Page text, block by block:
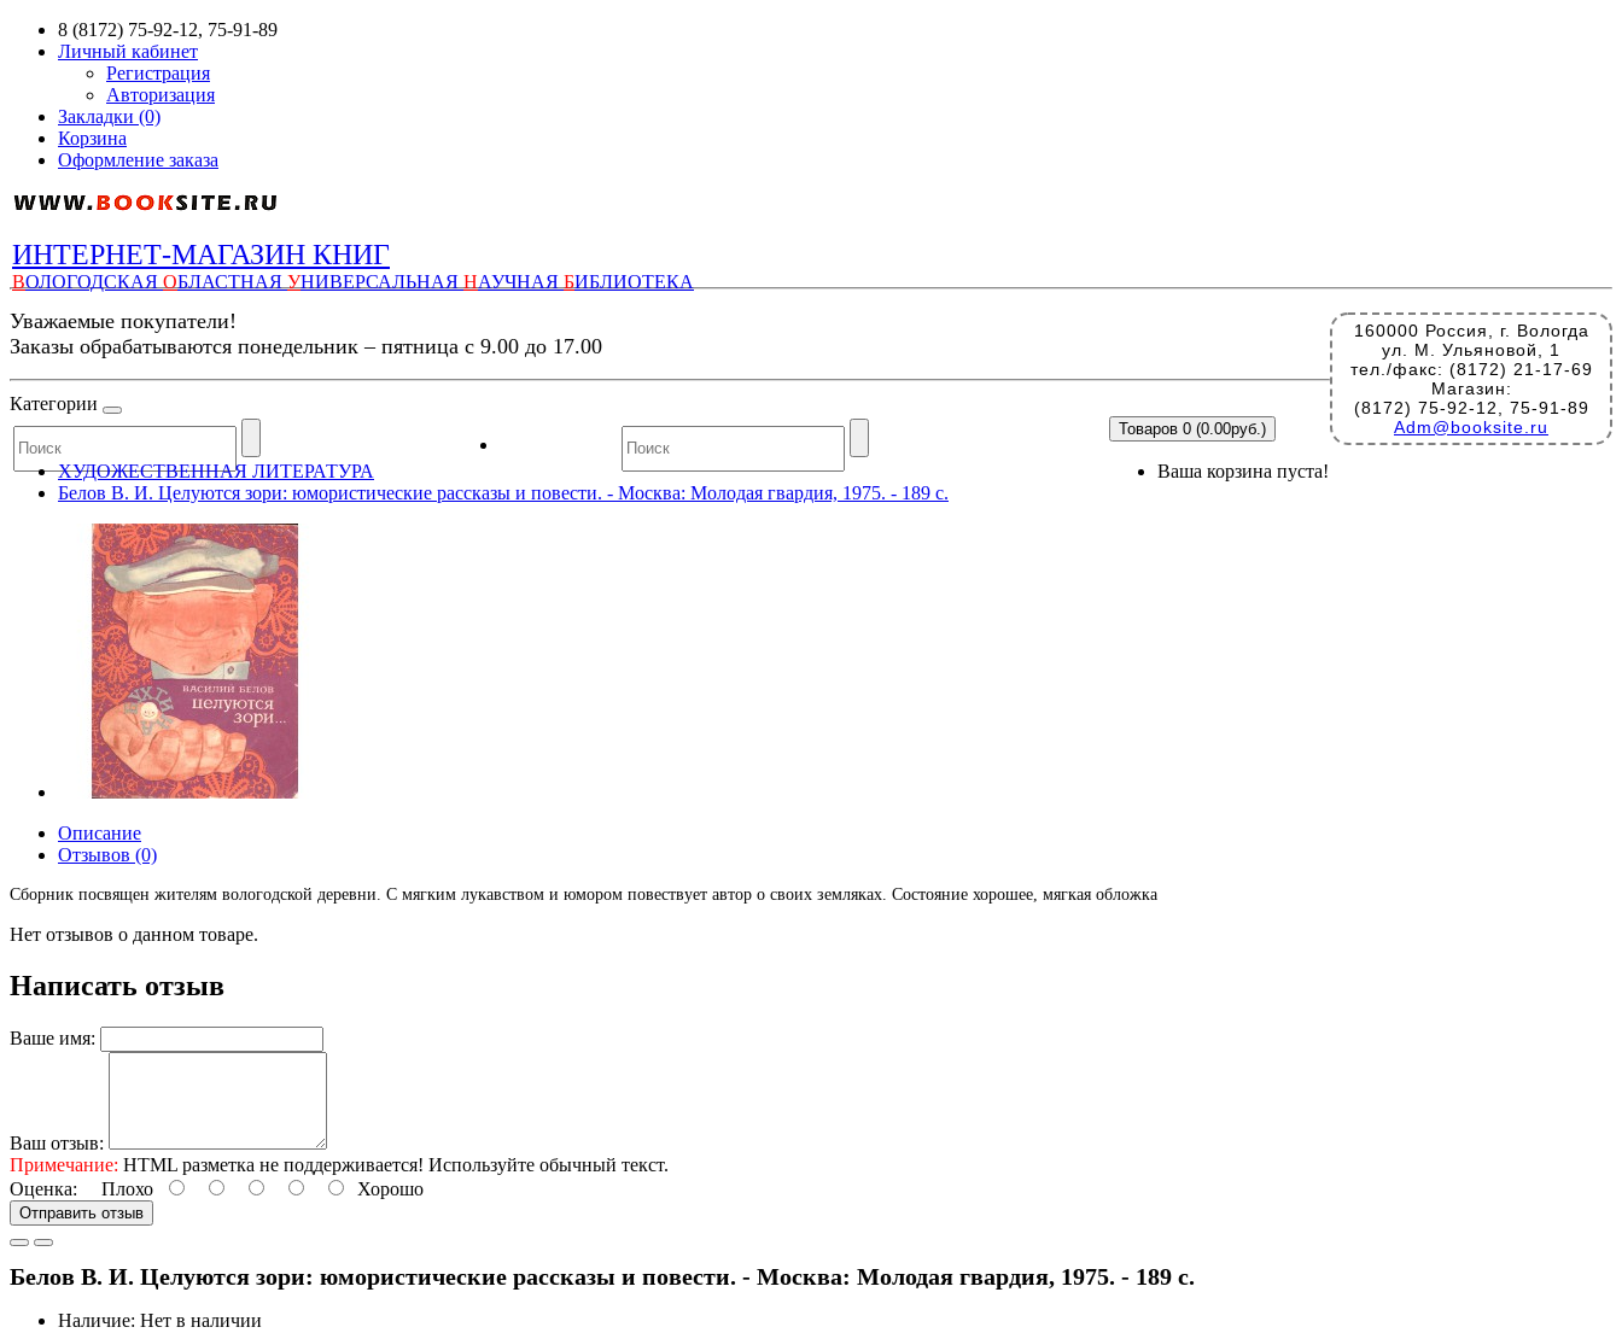
8 (8172) 75-92-12, 75-91-89
Личный кабинет
Регистрация
Авторизация
Закладки (0)
Корзина
Оформление заказа
ИНТЕРНЕТ-МАГАЗИН КНИГ
ВОЛОГОДСКАЯ ОБЛАСТНАЯ УНИВЕРСАЛЬНАЯ НАУЧНАЯ БИБЛИОТЕКА
160000 Россия, г. Вологда
ул. М. Ульяновой, 1
тел./факс: (8172) 21-17-69
Магазин:
(8172) 75-92-12, 75-91-89
Adm@booksite.ru
Уважаемые покупатели!
Заказы обрабатываются понедельник – пятница с 9.00 до 17.00
Категории
Товаров 0 (0.00руб.)
Ваша корзина пуста!
ХУДОЖЕСТВЕННАЯ ЛИТЕРАТУРА
Белов В. И. Целуются зори: юмористические рассказы и повести. - Москва: Молодая гвардия, 1975. - 189 с.
Описание
Отзывов (0)
Сборник посвящен жителям вологодской деревни. С мягким лукавством и юмором повествует автор о своих земляках. Состояние хорошее, мягкая обложка
Нет отзывов о данном товаре.
Написать отзыв
Ваше имя:
Ваш отзыв:
Примечание: HTML разметка не поддерживается! Используйте обычный текст.
Оценка: Плохо Хорошо
Отправить отзыв
Белов В. И. Целуются зори: юмористические рассказы и повести. - Москва: Молодая гвардия, 1975. - 189 с.
Наличие: Нет в наличии